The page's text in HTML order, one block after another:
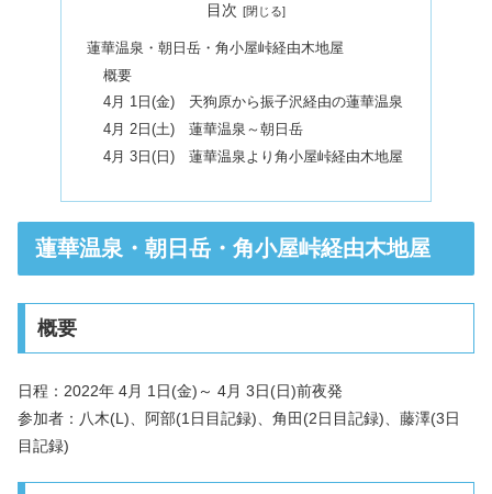
目次
蓮華温泉・朝日岳・角小屋峠経由木地屋
概要
4月 1日(金) 天狗原から振子沢経由の蓮華温泉
4月 2日(土) 蓮華温泉～朝日岳
4月 3日(日) 蓮華温泉より角小屋峠経由木地屋
蓮華温泉・朝日岳・角小屋峠経由木地屋
概要
日程：2022年 4月 1日(金)～ 4月 3日(日)前夜発
参加者：八木(L)、阿部(1日目記録)、角田(2日目記録)、藤澤(3日
目記録)